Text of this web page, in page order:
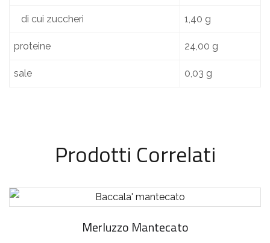
di cui zuccheri 1,40 g
proteine 24,00 g
sale 0,03 g
Prodotti Correlati
Merluzzo Mantecato